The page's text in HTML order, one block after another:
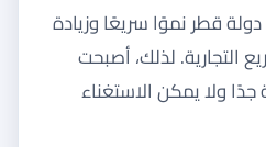
قطر نموًا سريعًا وزيادة
التجارية. لذلك، أصبحت
جدًا ولا يمكن الاستغناء